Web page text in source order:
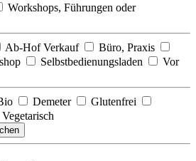
Workshops, Führungen oder
Ab-Hof Verkauf
Büro, Praxis
Selbstbedienungsladen
Vor
Demeter
Glutenfrei
Vegetarisch